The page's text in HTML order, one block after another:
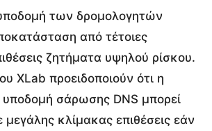
των δρομολογητών
από τέτοιες
ζητήματα υψηλού ρίσκου.
XLab προειδοποιούν ότι η
σάρωσης DNS μπορεί
μεγάλης κλίμακας επιθέσεις εάν